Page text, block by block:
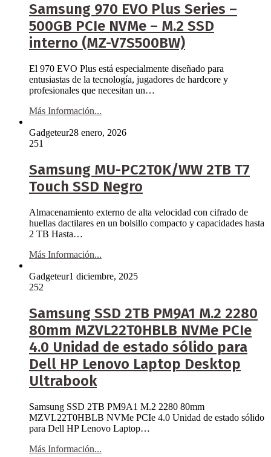
Samsung 970 EVO Plus Series –
500GB PCIe NVMe – M.2 SSD
interno (MZ-V7S500BW)
El 970 EVO Plus está especialmente diseñado para
entusiastas de la tecnología, jugadores de hardcore y
profesionales que necesitan un…
Más Información...
Gadgeteur28 enero, 2026
251
Samsung MU-PC2T0K/WW 2TB T7
Touch SSD Negro
Almacenamiento externo de alta velocidad con cifrado de
huellas dactilares en un bolsillo compacto y capacidades hasta
2 TB Hasta…
Más Información...
Gadgeteur1 diciembre, 2025
252
Samsung SSD 2TB PM9A1 M.2 2280
80mm MZVL22T0HBLB NVMe PCIe
4.0 Unidad de estado sólido para
Dell HP Lenovo Laptop Desktop
Ultrabook
Samsung SSD 2TB PM9A1 M.2 2280 80mm
MZVL22T0HBLB NVMe PCIe 4.0 Unidad de estado sólido
para Dell HP Lenovo Laptop…
Más Información...